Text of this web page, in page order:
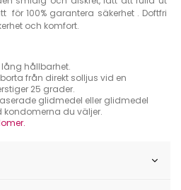
för 100% garantera säkerhet . Doftfri
och komfort.
hållbarhet.
från direkt solljus vid en
25 grader.
glidmedel eller glidmedel
du väljer.